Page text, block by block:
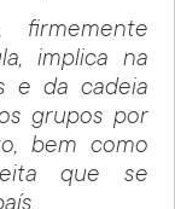
firmemente
implica na
e da cadeia
grupos por
bem como
que se